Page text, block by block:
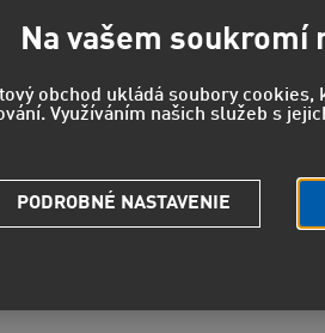
Na vašem soukromí
obchod ukládá soubory
Využíváním našich služeb s
PODROBNÉ NASTAVENIE